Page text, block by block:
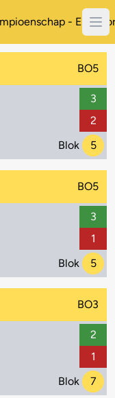
-
BO5
3
2
Blok 5
BO5
3
1
Blok 5
BO3
2
1
Blok 7